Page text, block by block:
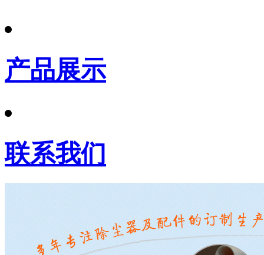
产品展示
联系我们